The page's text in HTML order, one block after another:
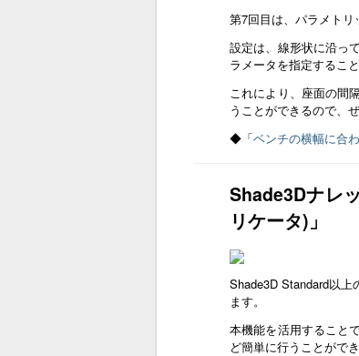
第7回目は、パラメトリ
設定は、線形状に沿っ
ラメータを指定するこ
これにより、座面の間
うことができるので、
◆「ベンチの横幅に合
Shade3Dナレ
リケータ)」
Shade3D Standard以
ます。
本機能を活用すること
ど簡単に行うことができ